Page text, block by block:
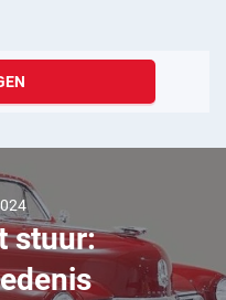
stuur: